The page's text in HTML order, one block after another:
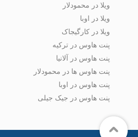
ویلا در محمودلار
ویلا در اوبا
ویلا در کارگیجاک
پنت هاوس در ترکیه
پنت هاوس در آلانیا
پنت هاوس ها در محمودلار
پنت هاوس در اوبا
پنت هاوس در جیک جیلی